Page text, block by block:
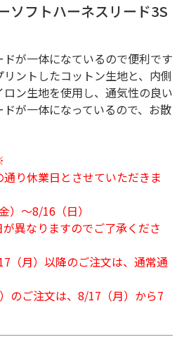
ソフトハーネスリード3S
が一体になているので便利です
ントしたコットン生地と、内側
ン生地を使用し、通気性の良い
が一体になっているので、お散
り休業日とさせていただきま
）～8/16（日）
異なりますのでご了承くださ
（月）以降のご注文は、通常通
のご注文は、8/17（月）から7